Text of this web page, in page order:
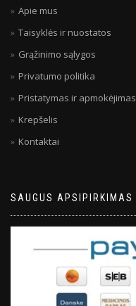
Apie mus
Taisyklės ir nuostatos
Grąžinimo sąlygos
Privatumo politika
Pristatymas ir apmokėjimas
Krepšelis
Kontaktai
SAUGUS APSIPIRKIMAS